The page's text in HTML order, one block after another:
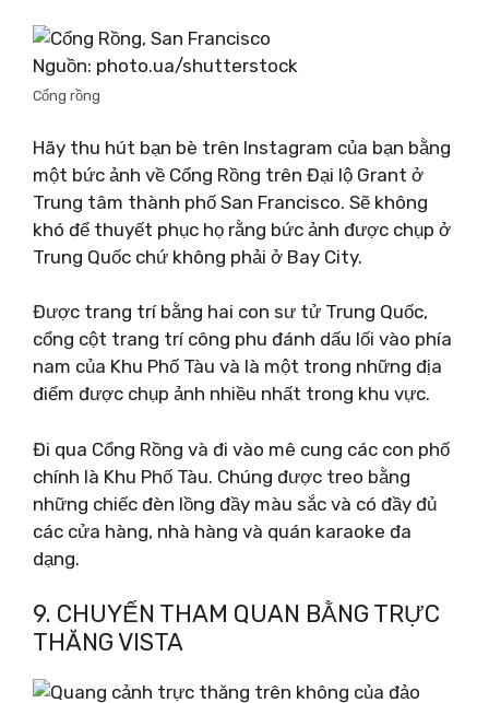
Nguồn: photo.ua/shutterstock
Cổng rồng
Hãy thu hút bạn bè trên Instagram của bạn bằng
một bức ảnh về Cổng Rồng trên Đại lộ Grant ở
Trung tâm thành phố San Francisco. Sẽ không
khó để thuyết phục họ rằng bức ảnh được chụp ở
Trung Quốc chứ không phải ở Bay City.
Được trang trí bằng hai con sư tử Trung Quốc,
cổng cột trang trí công phu đánh dấu lối vào phía
nam của Khu Phố Tàu và là một trong những địa
điểm được chụp ảnh nhiều nhất trong khu vực.
Đi qua Cổng Rồng và đi vào mê cung các con phố
chính là Khu Phố Tàu. Chúng được treo bằng
những chiếc đèn lồng đầy màu sắc và có đầy đủ
các cửa hàng, nhà hàng và quán karaoke đa
dạng.
9. CHUYẾN THAM QUAN BẰNG TRỰC
THĂNG VISTA